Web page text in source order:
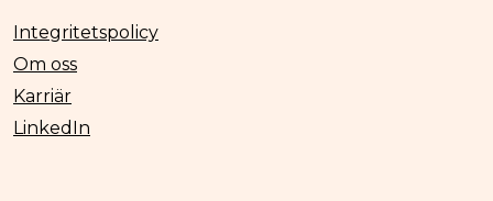
Integritetspolicy
Om oss
Karriär
LinkedIn